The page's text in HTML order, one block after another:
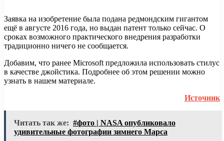
Заявка на изобретение была подана редмондским гигантом
ещё в августе 2016 года, но выдан патент только сейчас. О
сроках возможного практического внедрения разработки
традиционно ничего не сообщается.
Добавим, что ранее Microsoft предложила использовать стилус
в качестве джойстика. Подробнее об этом решении можно
узнать в нашем материале.
Источник
Читать так же: #фото | NASA опубликовало
удивительные фотографии зимнего Марса